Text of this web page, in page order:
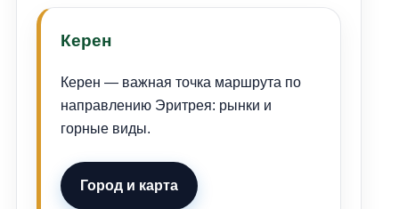
Керен
Керен — важная точка маршрута по
направлению Эритрея: рынки и
горные виды.
Город и карта